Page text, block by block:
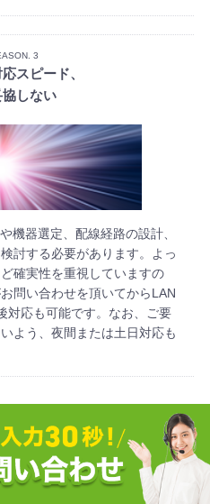
3
スピード、
しない
機器選定、配線経路の設計、
討する必要があります。よっ
確実性を重視していますの
問い合わせを頂いてからLAN
対応も可能です。なお、ご要
よう、夜間または土日対応も